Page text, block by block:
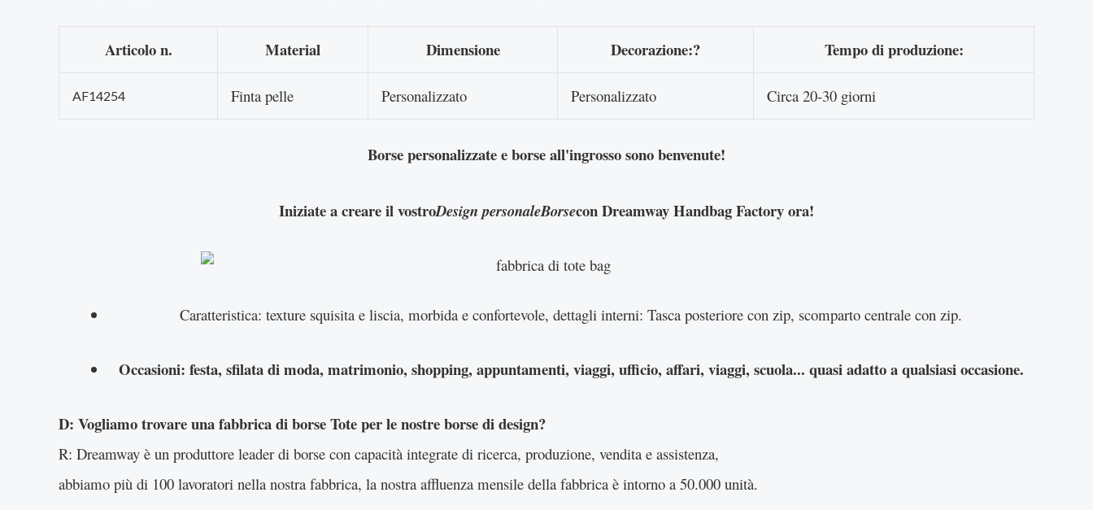
Articolo n. Material Dimensione Decorazione:? Tempo di produzione:
AF14254 Finta pelle Personalizzato Personalizzato Circa 20-30 giorni
Borse personalizzate e borse all'ingrosso sono benvenute!
Iniziate a creare il vostroDesign personaleBorsecon Dreamway Handbag Factory ora!
Caratteristica: texture squisita e liscia, morbida e confortevole, dettagli interni: Tasca posteriore con zip, scomparto centrale con zip.
Occasioni: festa, sfilata di moda, matrimonio, shopping, appuntamenti, viaggi, ufficio, affari, viaggi, scuola... quasi adatto a qualsiasi occasione.
D: Vogliamo trovare una fabbrica di borse Tote per le nostre borse di design?
R: Dreamway è un produttore leader di borse con capacità integrate di ricerca, produzione, vendita e assistenza,
abbiamo più di 100 lavoratori nella nostra fabbrica, la nostra affluenza mensile della fabbrica è intorno a 50.000 unità.